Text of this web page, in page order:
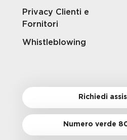
Privacy Clienti e
Fornitori
Whistleblowing
Richiedi
Numero verde